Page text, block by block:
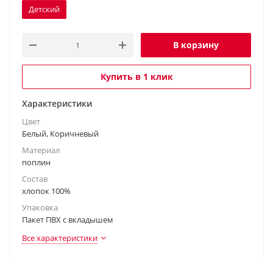
Детский
В корзину
Купить в 1 клик
Характеристики
Цвет
Белый, Коричневый
Материал
поплин
Состав
хлопок 100%
Упаковка
Пакет ПВХ с вкладышем
Все характеристики